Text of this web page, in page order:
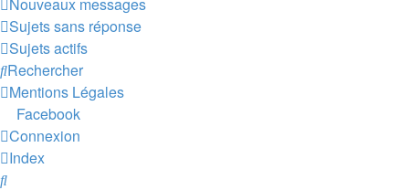
Sujets sans réponse
Sujets actifs
Rechercher
Mentions Légales
Facebook
Connexion
Index
Rechercher